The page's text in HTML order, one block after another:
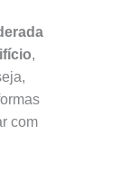
,
com